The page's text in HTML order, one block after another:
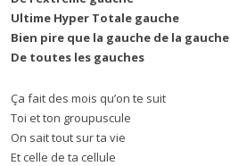
Ultime Hyper Totale gauche
Bien pire que la gauche de la gauche
De toutes les gauches
Ça fait des mois qu’on te suit
Toi et ton groupuscule
On sait tout sur ta vie
Et celle de ta cellule